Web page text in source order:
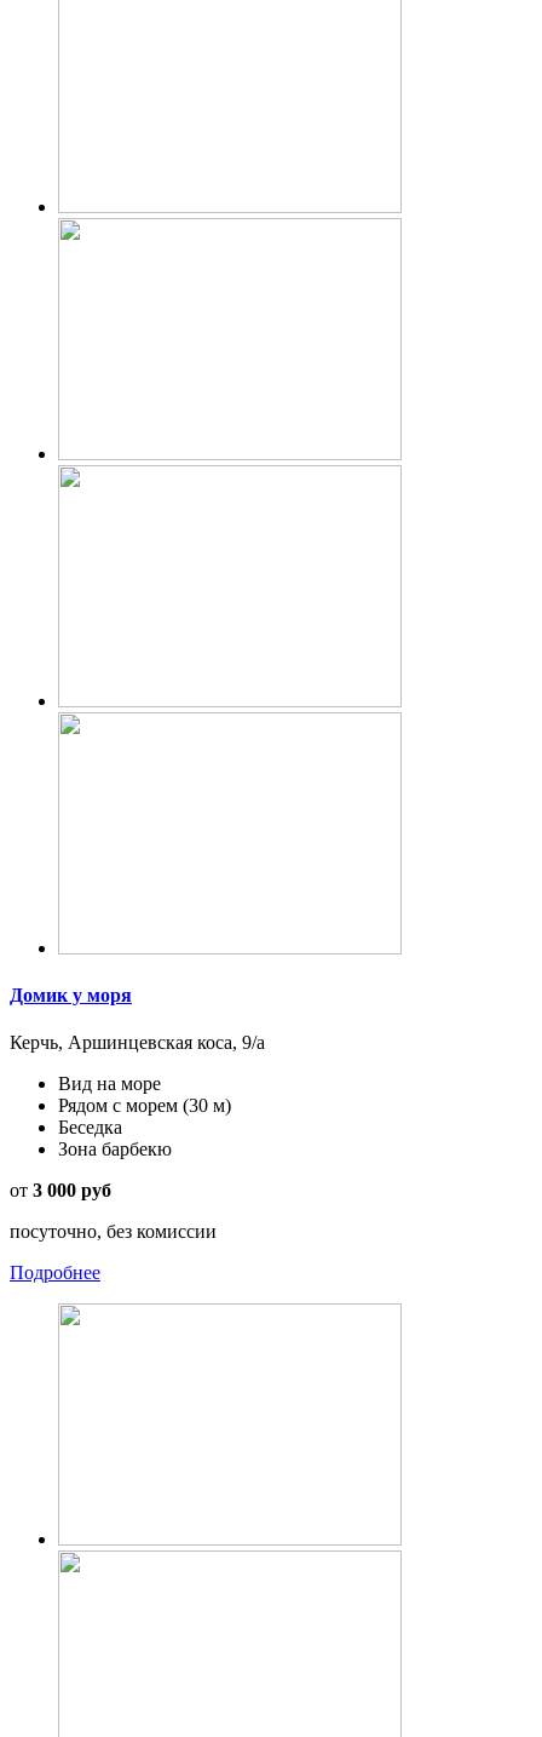
Домик у моря
Керчь, Аршинцевская коса, 9/а
Вид на море
Рядом с морем (30 м)
Беседка
Зона барбекю
от 3 000 руб
посуточно, без комиссии
Подробнее